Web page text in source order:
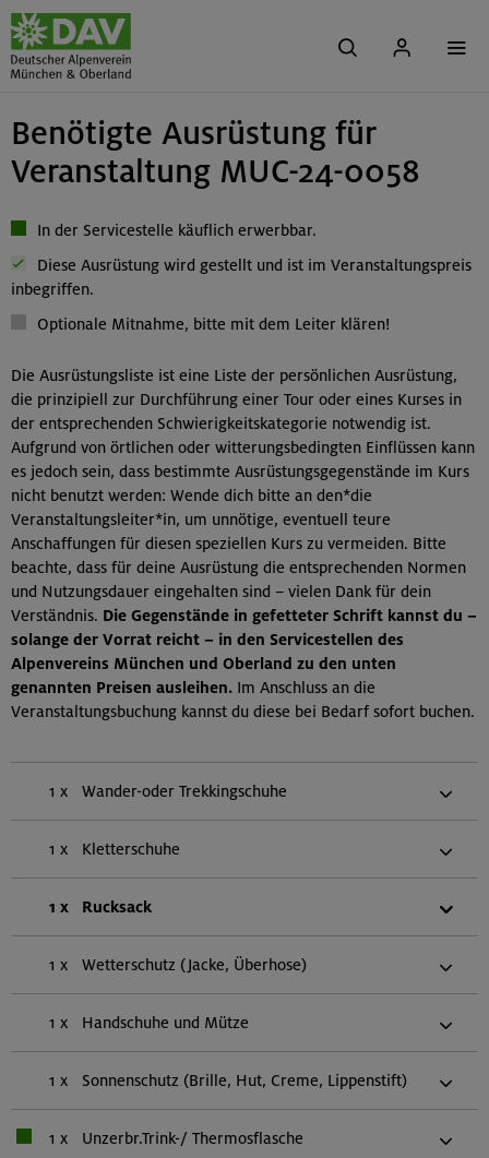
Benötigte Ausrüstung für
Veranstaltung MUC-24-0058
In der Servicestelle käuflich erwerbbar.
Diese Ausrüstung wird gestellt und ist im Veranstaltungspreis
inbegriffen.
Optionale Mitnahme, bitte mit dem Leiter klären!
Die Ausrüstungsliste ist eine Liste der persönlichen Ausrüstung,
die prinzipiell zur Durchführung einer Tour oder eines Kurses in
der entsprechenden Schwierigkeitskategorie notwendig ist.
Aufgrund von örtlichen oder witterungsbedingten Einflüssen kann
es jedoch sein, dass bestimmte Ausrüstungsgegenstände im Kurs
nicht benutzt werden: Wende dich bitte an den*die
Veranstaltungsleiter*in, um unnötige, eventuell teure
Anschaffungen für diesen speziellen Kurs zu vermeiden. Bitte
beachte, dass für deine Ausrüstung die entsprechenden Normen
und Nutzungsdauer eingehalten sind – vielen Dank für dein
Verständnis. Die Gegenstände in gefetteter Schrift kannst du –
solange der Vorrat reicht – in den Servicestellen des
Alpenvereins München und Oberland zu den unten
genannten Preisen ausleihen. Im Anschluss an die
Veranstaltungsbuchung kannst du diese bei Bedarf sofort buchen.
1 x Wander-oder Trekkingschuhe
1 x Kletterschuhe
1 x Rucksack
1 x Wetterschutz (Jacke, Überhose)
1 x Handschuhe und Mütze
1 x Sonnenschutz (Brille, Hut, Creme, Lippenstift)
1 x Unzerbr.Trink-/ Thermosflasche